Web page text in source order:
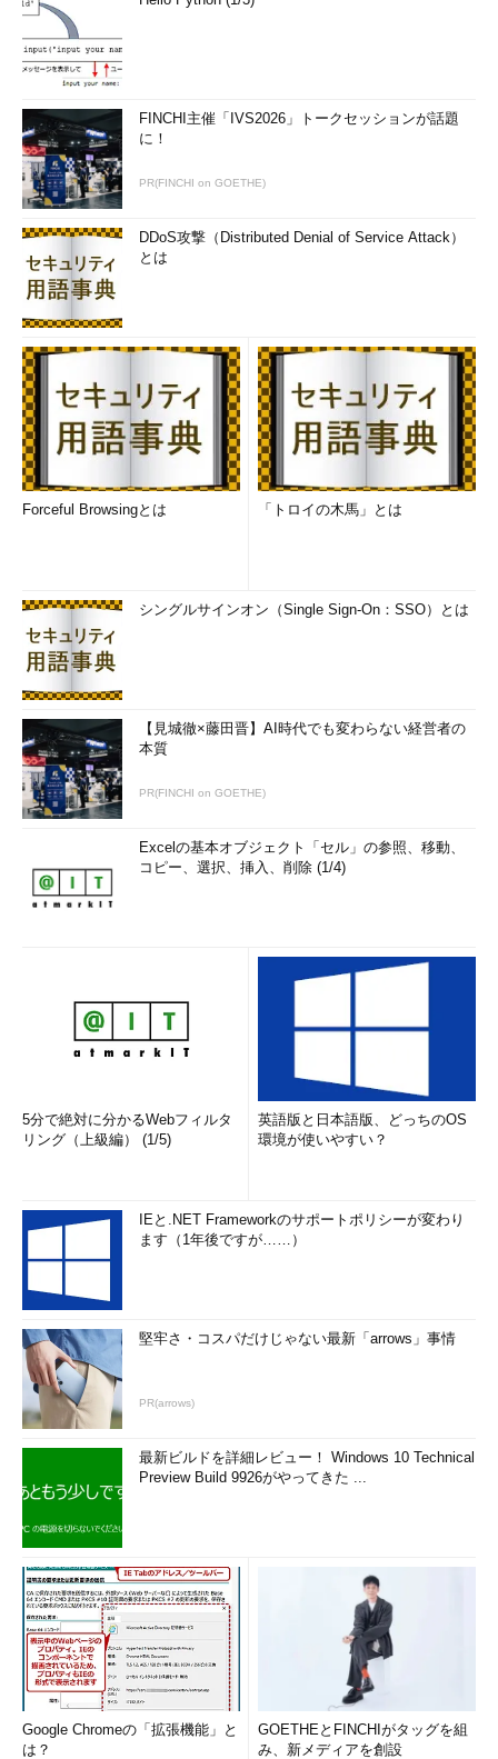
既存アカウントの挙動などについては、今後別記事で取り上げ
る）。
これはWindows 10 Homeの新規インストール中の画面例。
ここで最初のアカウントを作成する。Windows 10 Proおよ
びEnterpriseの場合は、この前に、Active Directoryドメイ
ンやAzure ADを使うかどうかの選択画面が表示される。
（1）Microsoftアカウント用のメールアドレスを指定す
る。
（2）パスワードの指定。
Microsoftアカウントをまだ持っていない場合は、
ここをクリックして、すぐに作成できる。
（4） これをクリックすると、Microsoftアカウントにサ
すでに持っているMicrosoftアカウントを使う場合は、そのメ
ールアドレスとパスワードを入力して［サインイン］をクリック
する。
新しいMicrosoftアカウントを作成するなら、 （3）
してMicrosoftアカウントの作成画面へ進む。
ローカルアカウントを作成したい場合は、
てこの画面をスキップし、次に表示される「このPC用のアカウ
ントの作成」画面で、ユーザー名とパスワードを指定して、新規
作成させればよい。
最初の管理者アカウントとして設定され、以後の管理業務に使用
に、「Administrator」や「Guest」という名前のアカウントは存
在しているものの、いずれも無効に設定されているので利用でき
なおWindows 10 ProやEnterpriseエディションを新規インスト
ールすると、上記の画面の前に、Active Directoryドメインや
PCの所有者の選択
Windows 10 ProやEnterpriseエディションを新規インスト
ールすると、「自分用にセットアップする」画面の前に、P
Cの所有者を問い合わせる画面が表示される。
（1）Active DirectoryドメインやAzure ADを使う場合は
oryドメインのどちらに参加するかを選択する。
家庭用のPCやドメイン参加機能を持たないWindow
s 10 Homeなど、ドメインがない環境で利用する場合は、こ
ットアップする」の画面が表示される。
上の画面で（1）の［自分の組織］を選び、その次の画面で
（［Azure ADに参加する］ではなく）［ドメインに参加する］
を選択した場合は、いったんローカルアカウントの作成画面が表
示される。インストール作業終了後は、そのアカウントでサイン
イン後、Active Directoryドメインへ参加すること（つまり、
Active Directoryの参加を自動的に行ってくれるわけではないと
FINCHI主催「IVS2026」トークセッションが話題
に！
PR(FINCHI on GOETHE)
DDoS攻撃（Distributed Denial of Service Attack）
とは
Forceful Browsingとは 「トロイの木馬」とは
シングルサインオン（Single Sign-On：SSO）とは
【見城徹×藤田晋】AI時代でも変わらない経営者の
本質
PR(FINCHI on GOETHE)
Excelの基本オブジェクト「セル」の参照、移動、
コピー、選択、挿入、削除 (1/4)
5分で絶対に分かるWebフィルタ
リング（上級編） (1/5)
英語版と日本語版、どっちのOS
環境が使いやすい？
IEと.NET Frameworkのサポートポリシーが変わり
ます（1年後ですが……）
堅牢さ・コスパだけじゃない最新「arrows」事情
PR(arrows)
最新ビルドを詳細レビュー！ Windows 10 Technical
Preview Build 9926がやってきた ...
Google Chromeの「拡張機能」と
は？
GOETHEとFINCHIがタッグを組
み、新メディアを創設